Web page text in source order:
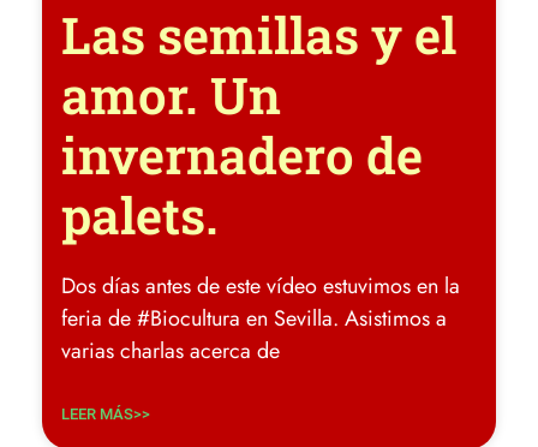
Las semillas y el
amor. Un
invernadero de
palets.
Dos días antes de este vídeo estuvimos en la
feria de #Biocultura en Sevilla. Asistimos a
varias charlas acerca de
LEER MÁS>>